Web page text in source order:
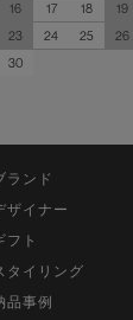
16 17 18
19
23 24 25
26
30
ランド
ザイナー
フト
タイリング
品事例